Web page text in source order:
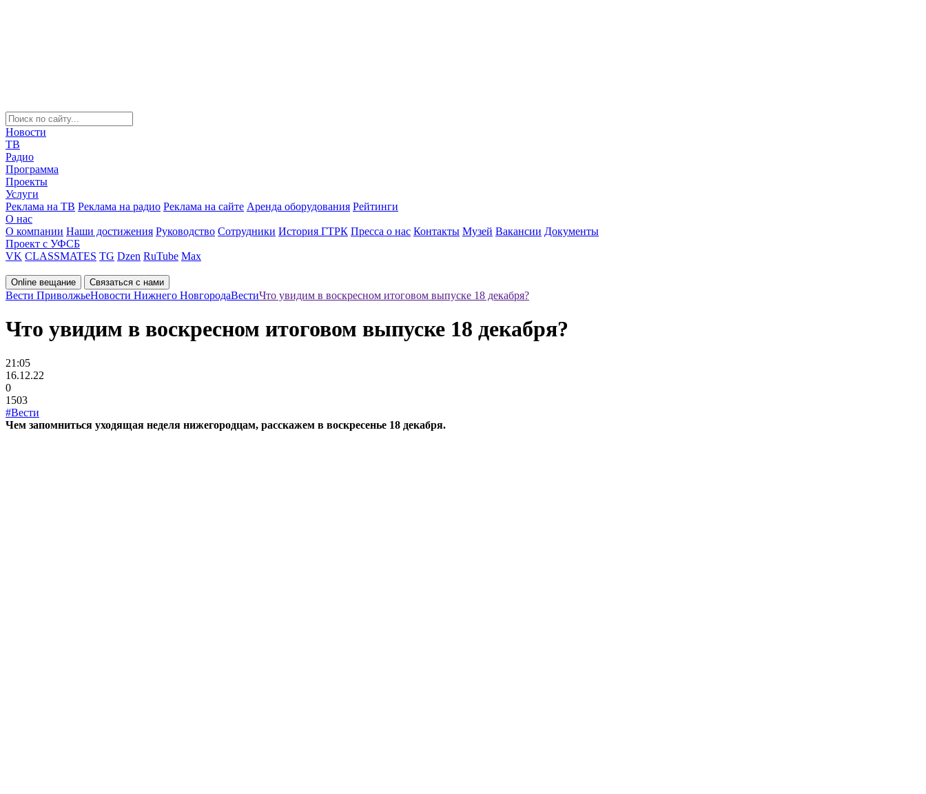
Новости
ТВ
Радио
Программа
Проекты
Услуги
Реклама на ТВ Реклама на радио Реклама на сайте Аренда оборудования Рейтинги
О нас
О компании Наши достижения Руководство Сотрудники История ГТРК Пресса о нас Контакты Музей Вакансии Документы
Проект с УФСБ
VK CLASSMATES TG Dzen RuTube Max
Online вещание Связаться с нами
Вести ПриволжьеНовости Нижнего НовгородаВестиЧто увидим в воскресном итоговом выпуске 18 декабря?
Что увидим в воскресном итоговом выпуске 18 декабря?
21:05
16.12.22
0
1503
#Вести
Чем запомниться уходящая неделя нижегородцам, расскажем в воскресенье 18 декабря.